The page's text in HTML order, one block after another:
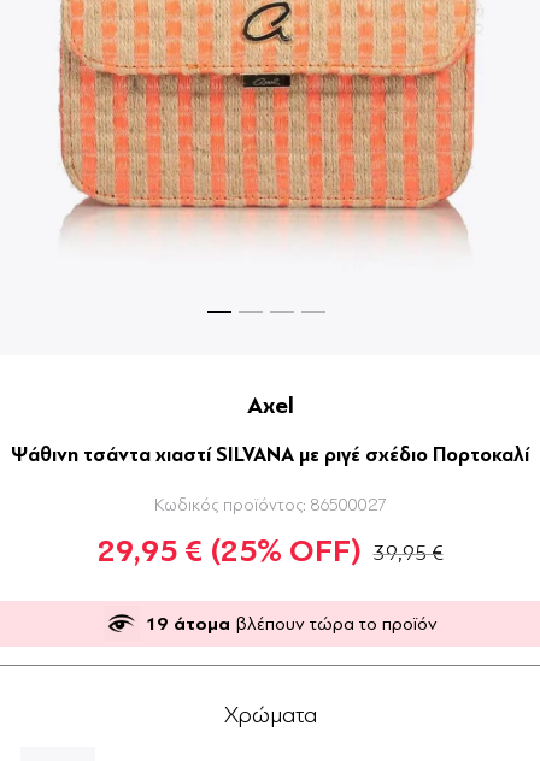
Axel
Ψάθινη τσάντα χιαστί SILVANA με ριγέ σχέδιο Πορτοκαλί
Κωδικός προϊόντος: 86500027
29,95 € (25% OFF) 39,95 €
19 άτομα βλέπουν τώρα το προϊόν
Χρώματα